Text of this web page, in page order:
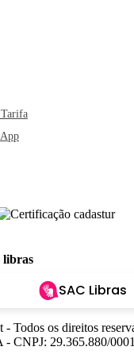
libras
SAC Libras
Todos os direitos
CNPJ: 29.365.880/